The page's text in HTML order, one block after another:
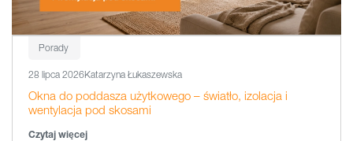
Porady
28 lipca 2026Katarzyna Łukaszewska
Okna do poddasza użytkowego – światło, izolacja i
wentylacja pod skosami
Czytaj więcej